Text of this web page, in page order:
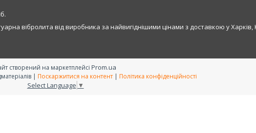
вібролита від виробника за найвигіднішими цінами з доставкою у Харків,
створений на маркетплейсі Prom.ua
RAMAX - інтернет магазин будматеріалів | Поскаржитися на контент | Політика конфіденційності
Select Language ▼